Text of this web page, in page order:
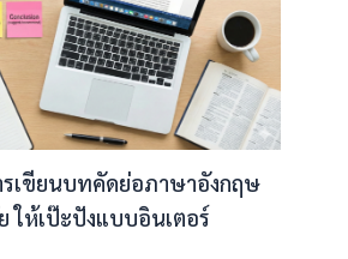
รเขียนบทคัดย่อภาษาอังกฤษ
ให้เป๊ะปังแบบอินเตอร์